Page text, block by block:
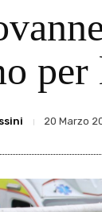
per
20 Marzo